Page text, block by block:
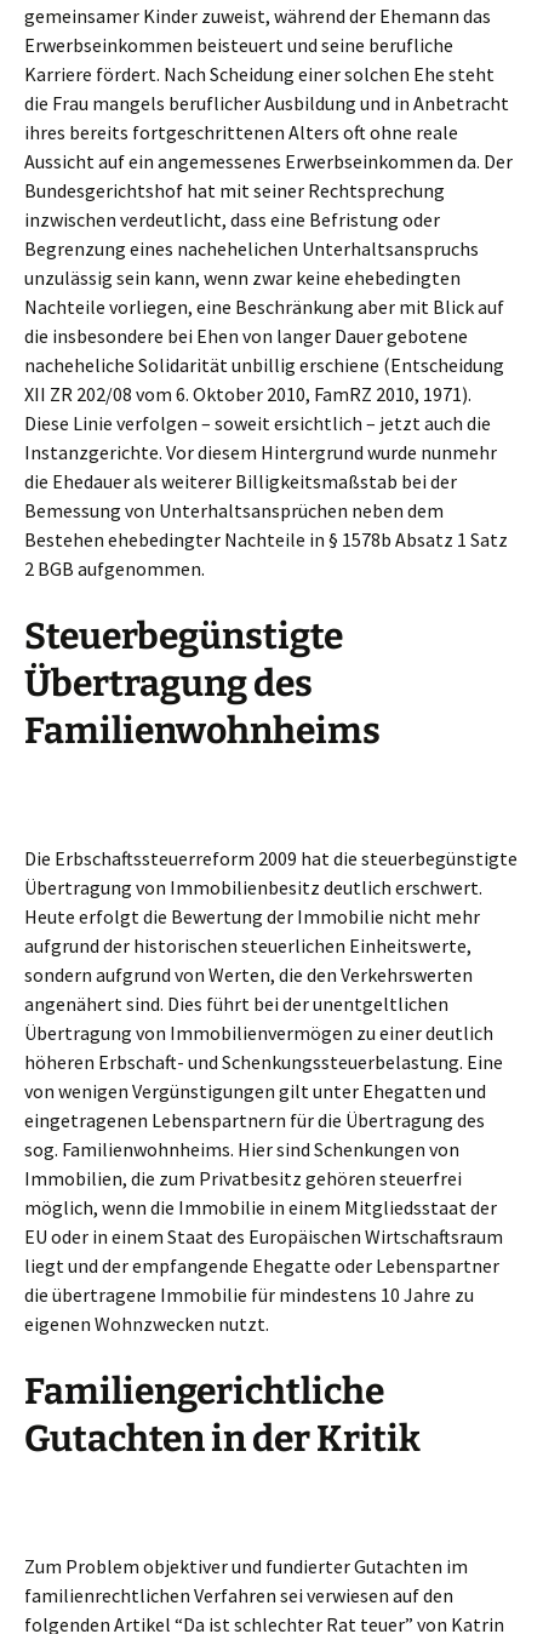
gemeinsamer Kinder zuweist, während der Ehemann das
Erwerbseinkommen beisteuert und seine berufliche
Karriere fördert. Nach Scheidung einer solchen Ehe steht
die Frau mangels beruflicher Ausbildung und in Anbetracht
ihres bereits fortgeschrittenen Alters oft ohne reale
Aussicht auf ein angemessenes Erwerbseinkommen da. Der
Bundesgerichtshof hat mit seiner Rechtsprechung
inzwischen verdeutlicht, dass eine Befristung oder
Begrenzung eines nachehelichen Unterhaltsanspruchs
unzulässig sein kann, wenn zwar keine ehebedingten
Nachteile vorliegen, eine Beschränkung aber mit Blick auf
die insbesondere bei Ehen von langer Dauer gebotene
nacheheliche Solidarität unbillig erschiene (Entscheidung
XII ZR 202/08 vom 6. Oktober 2010, FamRZ 2010, 1971).
Diese Linie verfolgen – soweit ersichtlich – jetzt auch die
Instanzgerichte. Vor diesem Hintergrund wurde nunmehr
die Ehedauer als weiterer Billigkeitsmaßstab bei der
Bemessung von Unterhaltsansprüchen neben dem
Bestehen ehebedingter Nachteile in § 1578b Absatz 1 Satz
2 BGB aufgenommen.
Steuerbegünstigte
Übertragung des
Familienwohnheims
Die Erbschaftssteuerreform 2009 hat die steuerbegünstigte
Übertragung von Immobilienbesitz deutlich erschwert.
Heute erfolgt die Bewertung der Immobilie nicht mehr
aufgrund der historischen steuerlichen Einheitswerte,
sondern aufgrund von Werten, die den Verkehrswerten
angenähert sind. Dies führt bei der unentgeltlichen
Übertragung von Immobilienvermögen zu einer deutlich
höheren Erbschaft- und Schenkungssteuerbelastung. Eine
von wenigen Vergünstigungen gilt unter Ehegatten und
eingetragenen Lebenspartnern für die Übertragung des
sog. Familienwohnheims. Hier sind Schenkungen von
Immobilien, die zum Privatbesitz gehören steuerfrei
möglich, wenn die Immobilie in einem Mitgliedsstaat der
EU oder in einem Staat des Europäischen Wirtschaftsraum
liegt und der empfangende Ehegatte oder Lebenspartner
die übertragene Immobilie für mindestens 10 Jahre zu
eigenen Wohnzwecken nutzt.
Familiengerichtliche
Gutachten in der Kritik
Zum Problem objektiver und fundierter Gutachten im
familienrechtlichen Verfahren sei verwiesen auf den
folgenden Artikel “Da ist schlechter Rat teuer” von Katrin